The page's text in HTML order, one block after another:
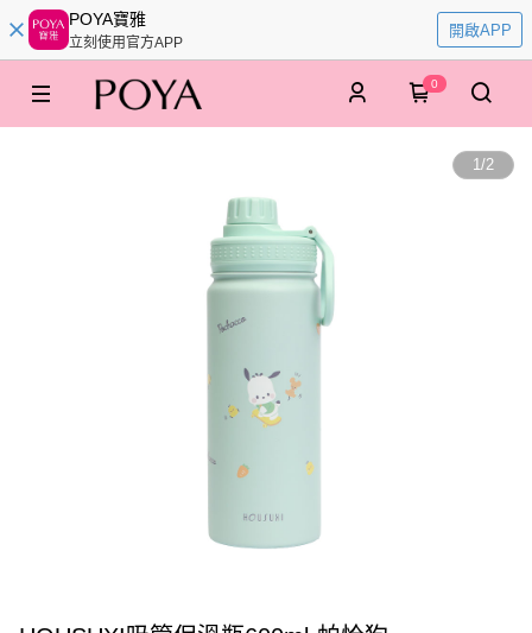
POYA寶雅
立刻使用官方APP
開啟APP
0
1/2